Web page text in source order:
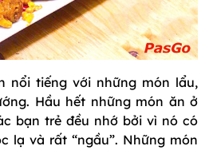
nổi tiếng với những món lẩu,
Hầu hết những món ăn ở
bạn trẻ đều nhớ bởi vì nó có
lạ và rất “ngầu”. Những món